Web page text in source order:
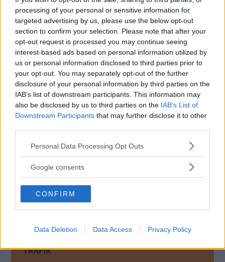
processing of your personal or sensitive information for
targeted advertising by us, please use the below opt-out
section to confirm your selection. Please note that after your
opt-out request is processed you may continue seeing
interest-based ads based on personal information utilized by
us or personal information disclosed to third parties prior to
your opt-out. You may separately opt-out of the further
disclosure of your personal information by third parties on the
IAB’s list of downstream participants. This information may
also be disclosed by us to third parties on the IAB’s List of
Downstream Participants that may further disclose it to other
Please note that this website/app uses one or more Google
not limited to your visit or usage behaviour. You may click to
use your data for below specified purposes in below Google
consent section.
Personal Data Processing Opt Outs
Google consents
CONFIRM
Data Deletion Data Access Privacy Policy
anslag.
Senast den sista september i år skaTrafikverketha ett
detaljerat förslag på hur 1 171 miljarder (en ökning med
21 procent) ska användas fram till 2037.
Miljöpartiet menar att regeringen har slutat styra
trafikpolitiken och överger Sveriges tågresenärer.
Socialdemokraterna menar i stället att inflationen bidrar
till att satsningarna snarare är en nedskärning i
järnvägsunderhållet, rapporterar DN.
varje trafikslags fördelar ska utnyttjas på bästa sätt.
Regeringen satsar stort på underhåll av vägar och
järnvägar, men också på nya investeringar, säger
infrastruktur- och bostadsminister Andreas Carlson (KD), i
ett pressmeddelande.
TRAFIK